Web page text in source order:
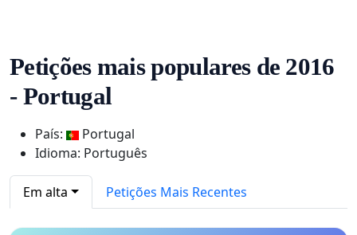
Petições mais populares de 2016
- Portugal
País:
Portugal
Idioma: Português
Em alta Petições Mais Recentes